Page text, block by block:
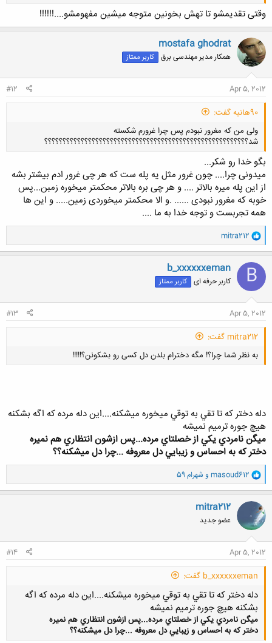
وقتی تقدیمشو تا تهش بخونین متوجه میشین مفهومشو....!!!!!!
mostafa ghodrat
همکار مدیر مهندسی برق کاربر ممتاز
Apr 5, 2012
#12
90هانیه گفت:
ولی من که مغرور نبودم پس چرا غرورم شکسته
شد؟؟؟؟؟؟؟؟؟؟؟؟؟؟؟؟؟؟؟؟؟؟؟؟؟؟؟؟؟؟؟؟؟؟؟؟؟؟؟؟؟؟؟؟؟؟؟؟؟؟؟؟؟؟؟؟
کلیک کنید تا باز شود...
بگو خدا رو شکر...
میدونی چرا.... چون غرور مثل یه پله ست که هر چی غرور ادم بیشتر بشه
از این پله میره بالاتر .... و هر چی بره بالاتر محکمتر میخوره زمبن...پس
خوبه که مغرور نبودی ...... .و الا محکمتر میخوردی زمین..... و این ها
همه تجربست و توجه خدا به ما ....
و
ا
ک
ن
ش
ه
ا
mitra212
B
b_xxxxxxeman
کاربر حرفه ای کاربر ممتاز
Apr 5, 2012
#13
mitra212 گفت:
به نظر شما چرا؟! مگه دخترام بلدن دل کسی رو بشکونن؟!!!!!
کلیک کنید تا باز شود...
دله دختر كه تا تقي به توقي ميخوره ميشكنه....اين دله مرده كه اگه بشكنه
هيچ جوره ترميم نميشه
ميگن نامردي يكي از خصلتاي مرده...پس ازشون انتظاري هم نميره
دختر كه به احساس و زيبايي دل معروفه ...چرا دل ميشكنه؟؟
و
ا
ک
ن
ه
ا
masoud612 و شهرام 59
mitra212
عضو جدید
Apr 5, 2012
#14
b_xxxxxxeman گفت:
دله دختر كه تا تقي به توقي ميخوره ميشكنه....اين دله مرده كه اگه
بشكنه هيچ جوره ترميم نميشه
ميگن نامردي يكي از خصلتاي مرده...پس ازشون انتظاري هم نميره
دختر كه به احساس و زيبايي دل معروفه ...چرا دل ميشكنه؟؟